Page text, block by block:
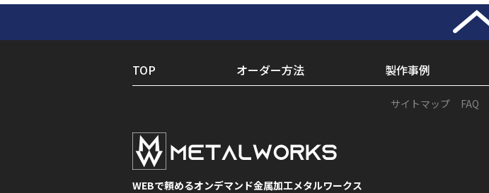
TOP オーダー方法 製作事例
サイトマップ FAQ
WEBで頼めるオンデマンド金属加工メタルワークス